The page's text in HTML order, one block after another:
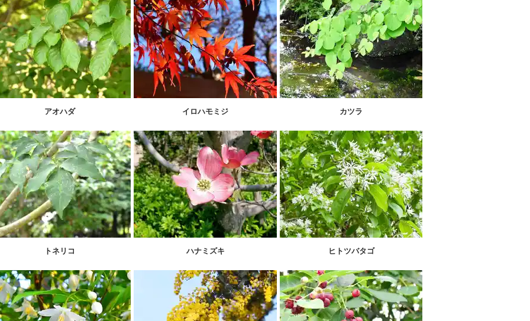
アオハダ イロハモミジ カツラ
トネリコ ハナミズキ ヒトツバタゴ